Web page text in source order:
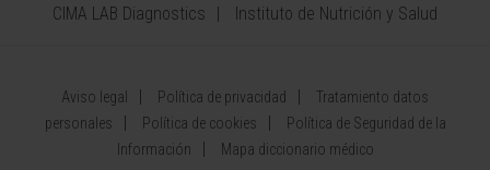
CIMA LAB Diagnostics
Instituto de Nutrición y Salud
Aviso legal Política de privacidad
Tratamiento datos
personales
Política de cookies
Política de Seguridad de la
Información
Mapa diccionario médico